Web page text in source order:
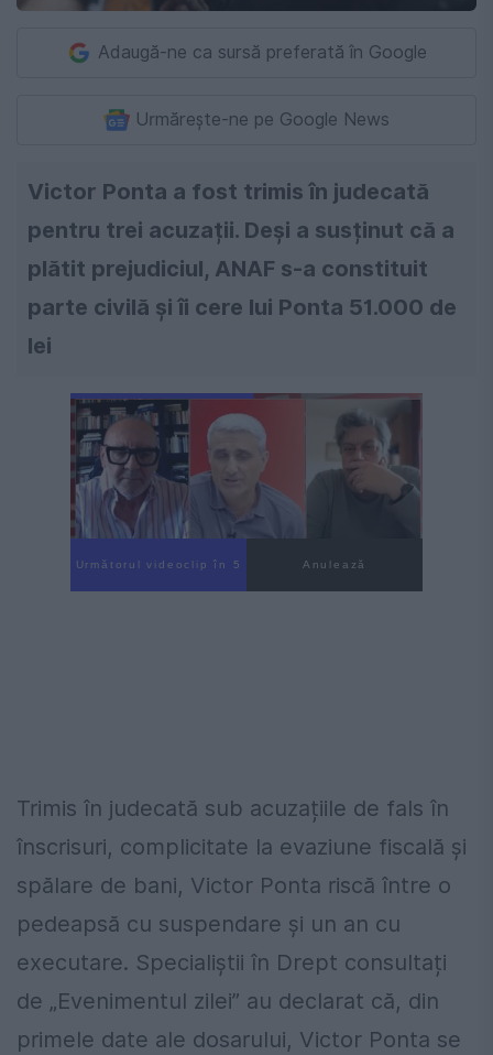
Adaugă-ne ca sursă preferată în Google
Urmărește-ne pe Google News
Victor Ponta a fost trimis în judecată
pentru trei acuzații. Deși a susținut că a
plătit prejudiciul, ANAF s-a constituit
parte civilă și îi cere lui Ponta 51.000 de
lei
Următorul videoclip în 3 Anulează
Trimis în judecată sub acuzațiile de fals în
înscrisuri, complicitate la evaziune fiscală și
spălare de bani, Victor Ponta riscă între o
pedeapsă cu suspendare și un an cu
executare. Specialiștii în Drept consultați
de „Evenimentul zilei” au declarat că, din
primele date ale dosarului, Victor Ponta se